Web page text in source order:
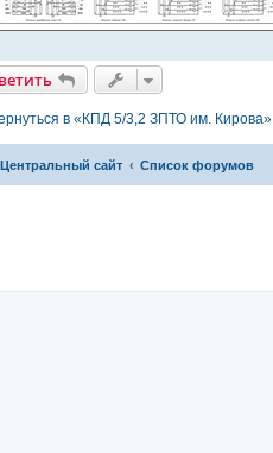
в «КПД 5/3,2 ЗПТО им. Кирова»
Центральный сайт Список форумов